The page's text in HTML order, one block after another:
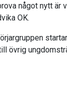
något nytt är
OK.
övrig